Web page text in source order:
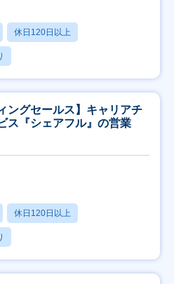
休日120日以上
グセールス】キャリアチ
ス『シェアフル』の営業
休日120日以上